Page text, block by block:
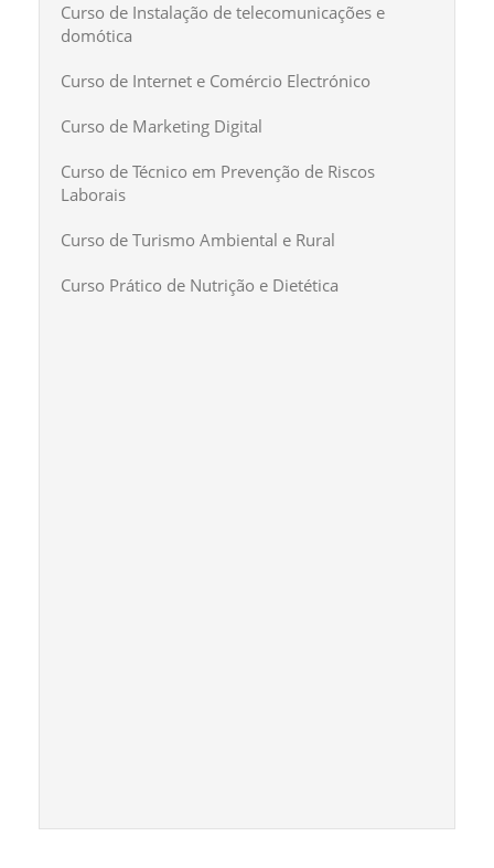
Curso de Instalação de telecomunicações e
domótica
Curso de Internet e Comércio Electrónico
Curso de Marketing Digital
Curso de Técnico em Prevenção de Riscos
Laborais
Curso de Turismo Ambiental e Rural
Curso Prático de Nutrição e Dietética